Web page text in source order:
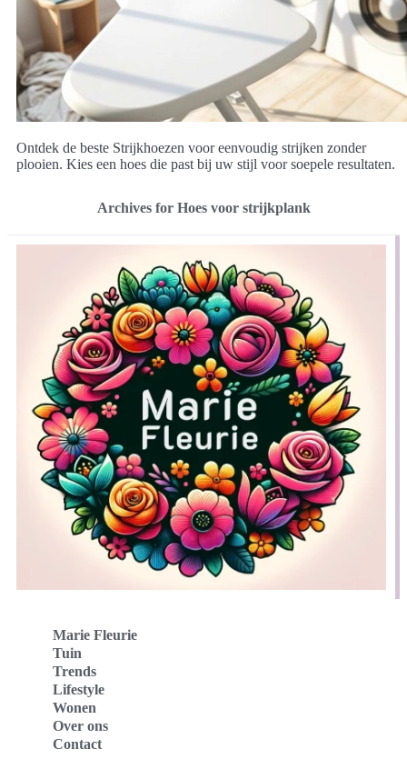
Ontdek de beste Strijkhoezen voor eenvoudig strijken zonder
plooien. Kies een hoes die past bij uw stijl voor soepele resultaten.
Archives for Hoes voor strijkplank
Marie Fleurie
Tuin
Trends
Lifestyle
Wonen
Over ons
Contact